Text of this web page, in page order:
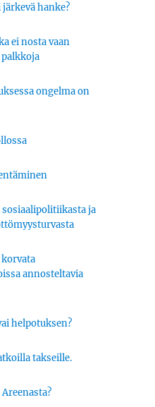
hanke?
ei nosta vaan
ongelma on
ja
annosteltavia
helpotuksen?
takseille.